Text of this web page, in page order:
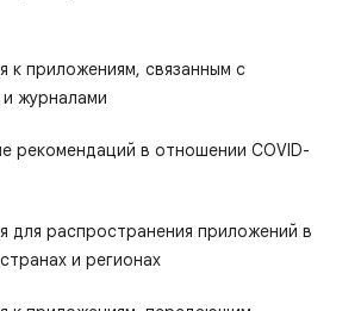
к приложениям, связанным с
журналами
рекомендаций в отношении COVID-
для распространения приложений в
и регионах